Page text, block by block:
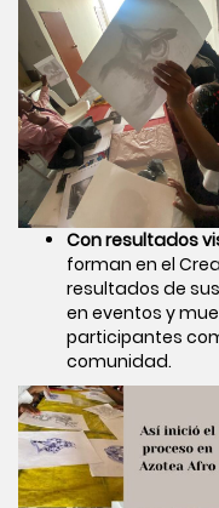
Con resultados
forman en el
resultados de
en eventos y
participantes
comunidad.